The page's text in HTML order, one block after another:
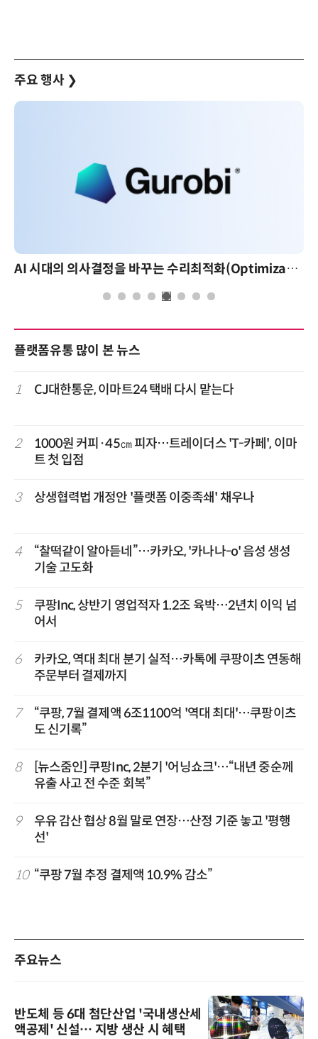
주요 행사 ❯
AI 시대의 의사결정을 바꾸는 수리최적화(Optimization): 실제 산업 적용 사례와 활용 전략
플랫폼유통 많이 본 뉴스
1 CJ대한통운, 이마트24 택배 다시 맡는다
2
1000원 커피·45㎝ 피자…트레이더스 'T-카페', 이마
트 첫 입점
3 상생협력법 개정안 '플랫폼 이중족쇄' 채우나
4
“찰떡같이 알아듣네”…카카오, '카나나-o' 음성 생성
기술 고도화
5
쿠팡Inc, 상반기 영업적자 1.2조 육박…2년치 이익 넘
어서
6
카카오, 역대 최대 분기 실적…카톡에 쿠팡이츠 연동해
주문부터 결제까지
7
“쿠팡, 7월 결제액 6조1100억 '역대 최대'…쿠팡이츠
도 신기록”
8
[뉴스줌인] 쿠팡Inc, 2분기 '어닝쇼크'…“내년 중순께
유출 사고 전 수준 회복”
9
우유 감산 협상 8월 말로 연장…산정 기준 놓고 '평행
선'
10 “쿠팡 7월 추정 결제액 10.9% 감소”
주요뉴스
반도체 등 6대 첨단산업 '국내생산세
액공제' 신설… 지방 생산 시 혜택